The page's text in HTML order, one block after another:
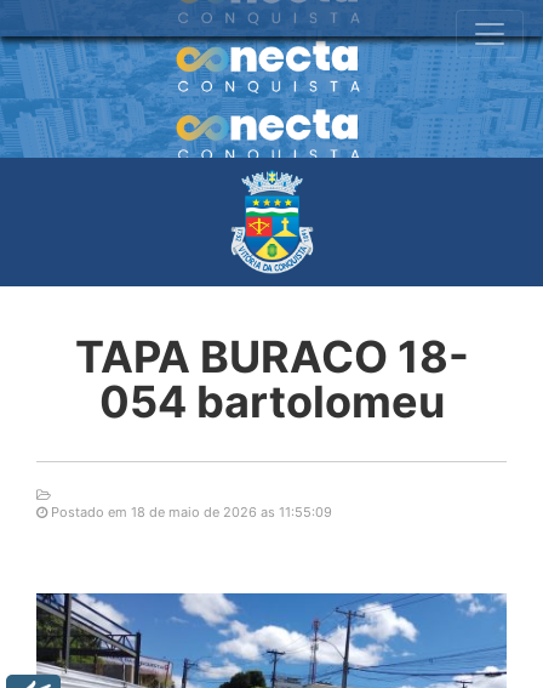
TAPA BURACO 18-
054 bartolomeu
Postado em 18 de maio de 2026 as 11:55:09